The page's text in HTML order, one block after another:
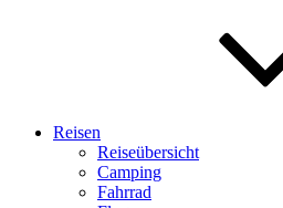
Reisen
Reiseübersicht
Camping
Fahrrad